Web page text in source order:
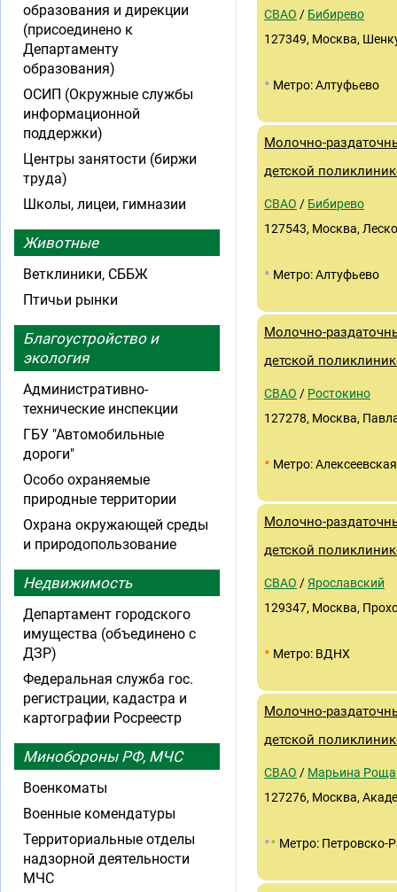
СВАО / Бибирево
127349, Москва,
• Метро: Алтуфьево
Молочно-
детской
СВАО / Бибирево
127543, Москва,
• Метро: Алтуфьево
Молочно-
детской
СВАО / Ростокино
127278, Москва,
• Метро: Алексеевская
Молочно-
детской
СВАО / Ярославский
129347, Москва,
• Метро: ВДНХ
Молочно-
детской
СВАО / Марьина Роща
127276, Москва,
•• Метро: Петровско-
образования и дирекции
(присоединено к
Департаменту
образования)
ОСИП (Окружные службы
информационной
поддержки)
Центры занятости (биржи
труда)
Школы, лицеи, гимназии
Животные
Ветклиники, СББЖ
Птичьи рынки
Благоустройство и
экология
Административно-
технические инспекции
ГБУ "Автомобильные
дороги"
Особо охраняемые
природные территории
Охрана окружающей среды
и природопользование
Недвижимость
Департамент городского
имущества (объединено с
ДЗР)
Федеральная служба гос.
регистрации, кадастра и
картографии Росреестр
Минобороны РФ, МЧС
Военкоматы
Военные комендатуры
Территориальные отделы
надзорной деятельности
МЧС